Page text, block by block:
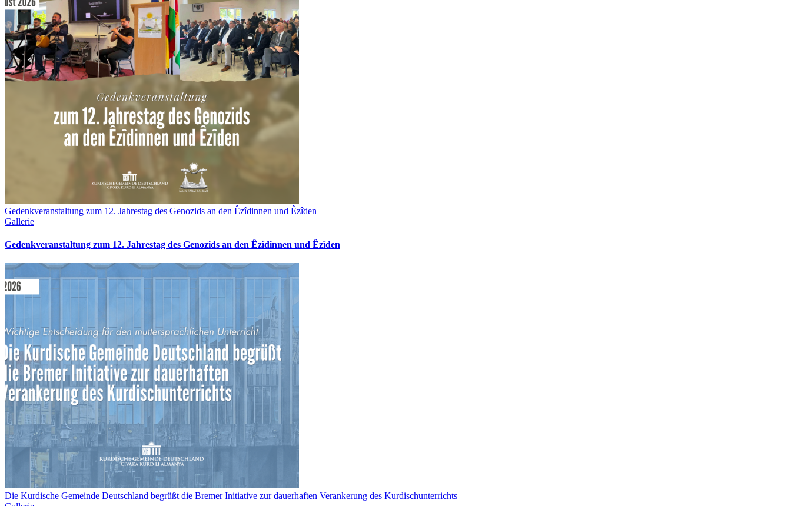
Gedenkveranstaltung zum 12. Jahrestag des Genozids an den Êzîdinnen und Êzîden
Gallerie
Gedenkveranstaltung zum 12. Jahrestag des Genozids an den Êzîdinnen und Êzîden
Die Kurdische Gemeinde Deutschland begrüßt die Bremer Initiative zur dauerhaften Verankerung des Kurdischunterrichts